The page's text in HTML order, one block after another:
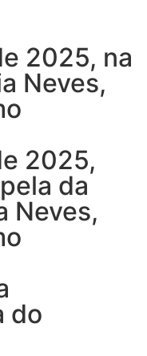
2025, na
Neves,
2025,
da
Neves,
do